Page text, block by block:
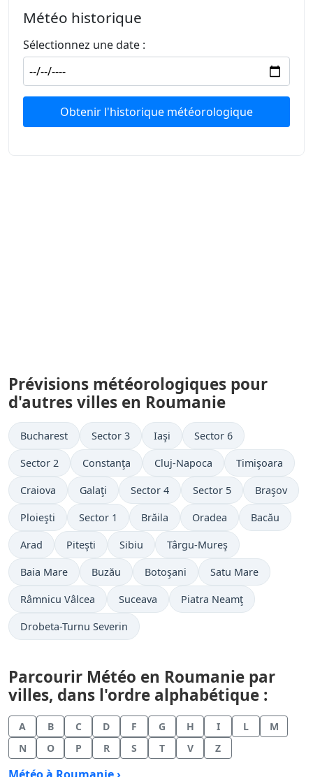
Météo historique
Sélectionnez une date :
Obtenir l'historique météorologique
Prévisions météorologiques pour
d'autres villes en Roumanie
Bucharest Sector 3 Iaşi Sector 6
Sector 2 Constanţa Cluj-Napoca Timişoara
Craiova Galaţi Sector 4 Sector 5 Braşov
Ploieşti Sector 1 Brăila Oradea Bacău
Arad Piteşti Sibiu Târgu-Mureş
Baia Mare Buzău Botoşani Satu Mare
Râmnicu Vâlcea Suceava Piatra Neamţ
Drobeta-Turnu Severin
Parcourir Météo en Roumanie par
villes, dans l'ordre alphabétique :
A B C D F G H I L
M
N
O P R S T V Z